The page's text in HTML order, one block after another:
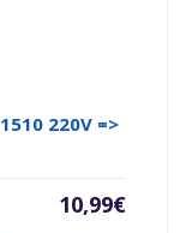
220V =>
10,99€